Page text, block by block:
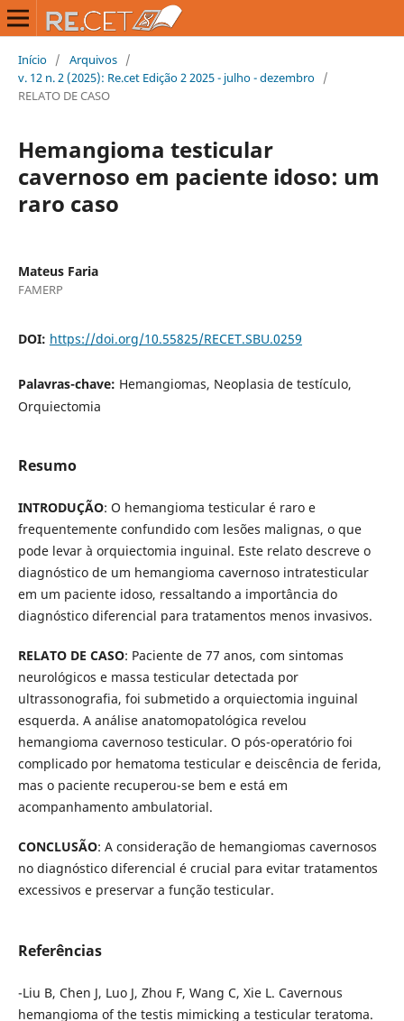
Início / Arquivos /
v. 12 n. 2 (2025): Re.cet Edição 2 2025 - julho - dezembro /
RELATO DE CASO
Hemangioma testicular
cavernoso em paciente idoso: um
raro caso
Mateus Faria
FAMERP
DOI: https://doi.org/10.55825/RECET.SBU.0259
Palavras-chave: Hemangiomas, Neoplasia de testículo,
Orquiectomia
Resumo
INTRODUÇÃO: O hemangioma testicular é raro e
frequentemente confundido com lesões malignas, o que
pode levar à orquiectomia inguinal. Este relato descreve o
diagnóstico de um hemangioma cavernoso intratesticular
em um paciente idoso, ressaltando a importância do
diagnóstico diferencial para tratamentos menos invasivos.
RELATO DE CASO: Paciente de 77 anos, com sintomas
neurológicos e massa testicular detectada por
ultrassonografia, foi submetido a orquiectomia inguinal
esquerda. A análise anatomopatológica revelou
hemangioma cavernoso testicular. O pós-operatório foi
complicado por hematoma testicular e deiscência de ferida,
mas o paciente recuperou-se bem e está em
acompanhamento ambulatorial.
CONCLUSÃO: A consideração de hemangiomas cavernosos
no diagnóstico diferencial é crucial para evitar tratamentos
excessivos e preservar a função testicular.
Referências
-Liu B, Chen J, Luo J, Zhou F, Wang C, Xie L. Cavernous
hemangioma of the testis mimicking a testicular teratoma.